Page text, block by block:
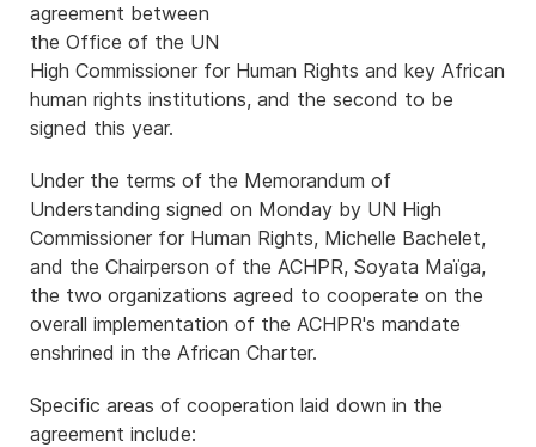
agreement between
the Office of the UN
High Commissioner for Human Rights and key African
human rights institutions, and the second to be
signed this year.
Under the terms of the Memorandum of
Understanding signed on Monday by UN High
Commissioner for Human Rights, Michelle Bachelet,
and the Chairperson of the ACHPR, Soyata Maïga,
the two organizations agreed to cooperate on the
overall implementation of the ACHPR's mandate
enshrined in the African Charter.
Specific areas of cooperation laid down in the
agreement include: